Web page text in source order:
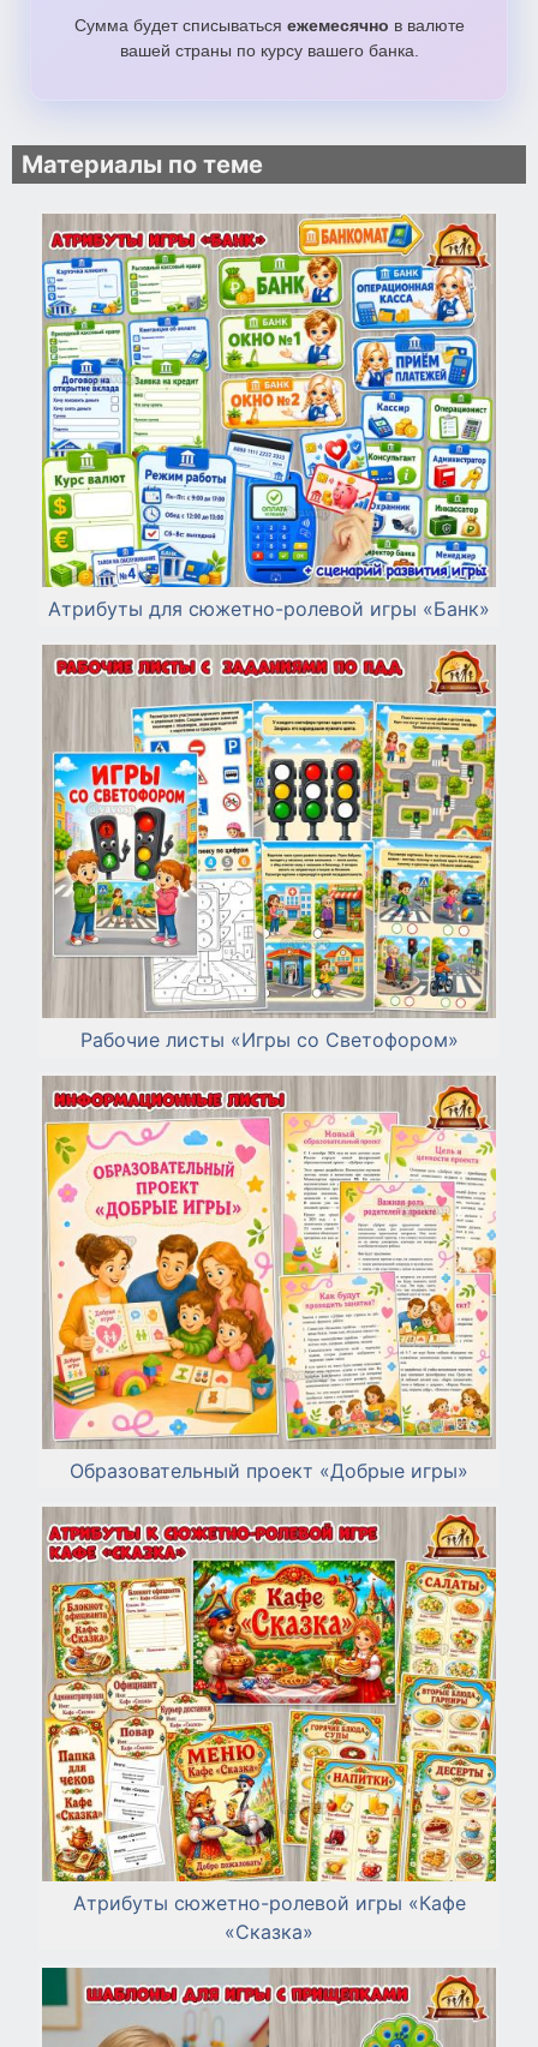
Сумма будет списываться ежемесячно в валюте
вашей страны по курсу вашего банка.
Материалы по теме
Атрибуты для сюжетно-ролевой игры «Банк»
Рабочие листы «Игры со Светофором»
Образовательный проект «Добрые игры»
Атрибуты сюжетно-ролевой игры «Кафе
«Сказка»